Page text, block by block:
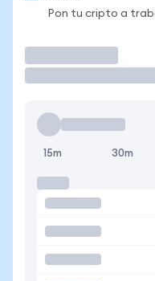
Pon tu cripto a
15m 30m